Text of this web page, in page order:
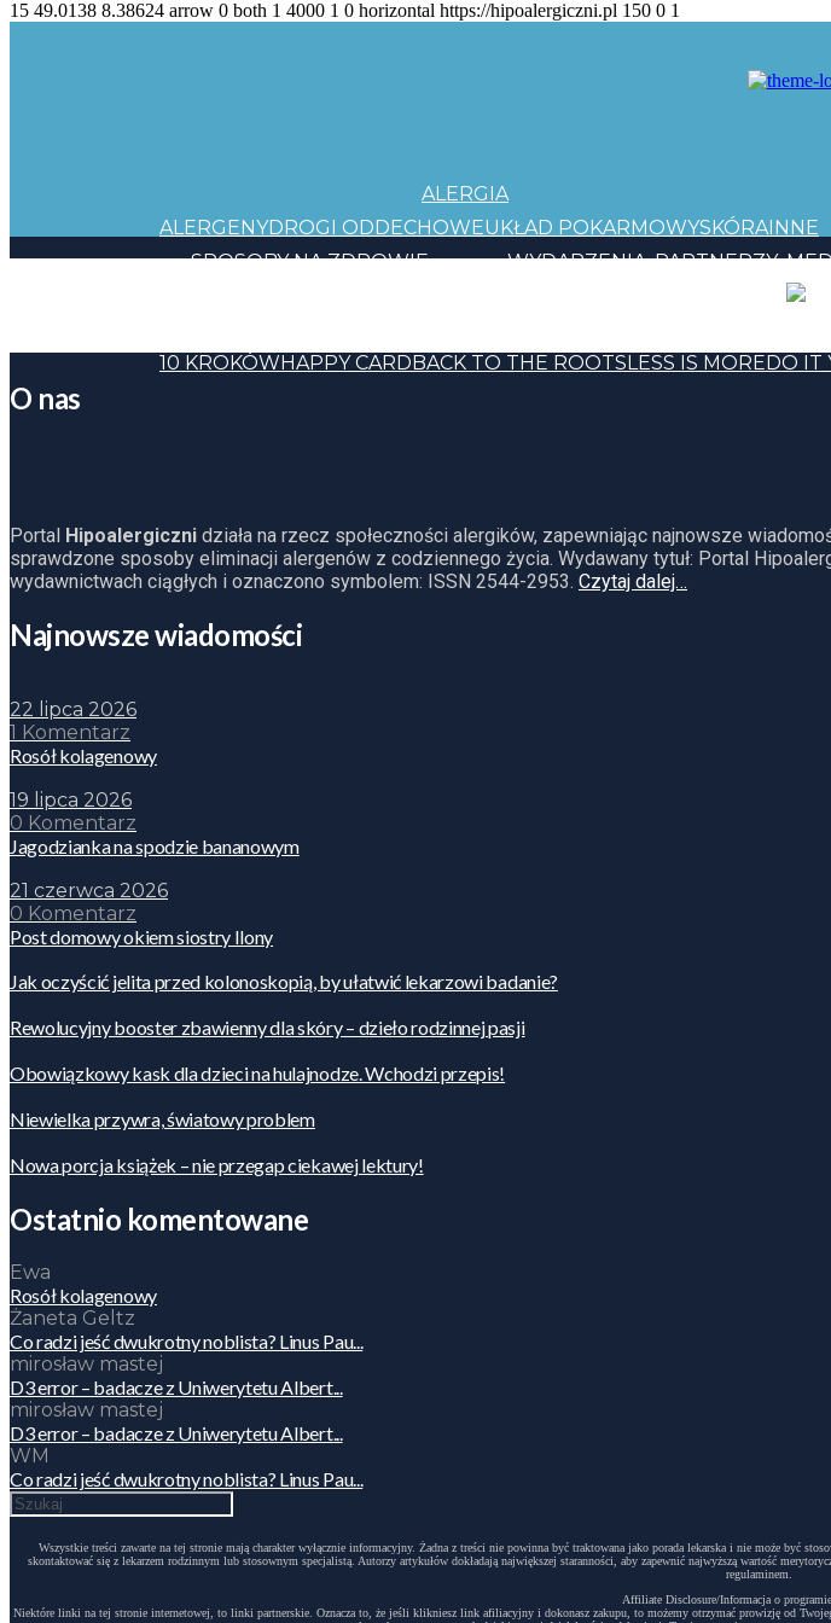
15 49.0138 8.38624 arrow 0 both 1 4000 1 0 horizontal https://hipoalergiczni.pl 150 0 1
ALERGIA
ALERGENYDROGI ODDECHOWEUKŁAD POKARMOWYSKÓRAINNE
SPOSOBY NA ZDROWIE
WYDARZENIA PARTNERZY
10 KROKÓWHAPPY CARDBACK TO THE ROOTSLESS IS MOREDO IT
O nas
Portal Hipoalergiczni działa na rzecz społeczności alergików, zapewniając najnowsze
sprawdzone sposoby eliminacji alergenów z codziennego życia. Wydawany tytuł: Portal
wydawnictwach ciągłych i oznaczono symbolem: ISSN 2544-2953. Czytaj dalej…
Najnowsze wiadomości
22 lipca 2026
1 Komentarz
Rosół kolagenowy
19 lipca 2026
0 Komentarz
Jagodzianka na spodzie bananowym
21 czerwca 2026
0 Komentarz
Post domowy okiem siostry Ilony
Jak oczyścić jelita przed kolonoskopią, by ułatwić lekarzowi badanie?
Rewolucyjny booster zbawienny dla skóry – dzieło rodzinnej pasji
Obowiązkowy kask dla dzieci na hulajnodze. Wchodzi przepis!
Niewielka przywra, światowy problem
Nowa porcja książek – nie przegap ciekawej lektury!
Ostatnio komentowane
Ewa
Rosół kolagenowy
Żaneta Geltz
Co radzi jeść dwukrotny noblista? Linus Pau...
mirosław mastej
D3 error – badacze z Uniwerytetu Albert...
mirosław mastej
D3 error – badacze z Uniwerytetu Albert...
WM
Co radzi jeść dwukrotny noblista? Linus Pau...
Wszystkie treści zawarte na tej stronie mają charakter wyłącznie informacyjny. Żadna z treści nie powinna być traktowana jako porada lekarska i nie może być
skontaktować się z lekarzem rodzinnym lub stosownym specjalistą. Autorzy artykułów dokładają największej staranności, aby zapewnić najwyższą wartość
regulaminem.
Affiliate Disclosure/Informacja o
Niektóre linki na tej stronie internetowej, to linki partnerskie. Oznacza to, że jeśli klikniesz link afiliacyjny i dokonasz zakupu, to możemy otrzymać prowizję od